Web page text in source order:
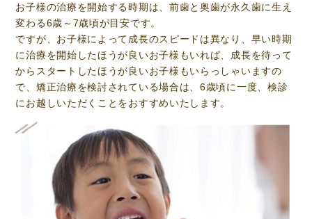
お子様の治療を開始する時期は、前歯と奥歯が永久歯に生え
変わる6歳～7歳頃が目安です。
ですが、お子様によって成長のスピードは異なり、早い時期
に治療を開始したほうが良いお子様もいれば、成長を待って
からスタートしたほうが良いお子様もいらっしゃいますの
で、矯正治療を検討されている場合は、6歳頃に一度、検診
にお越しいただくことをおすすめいたします。